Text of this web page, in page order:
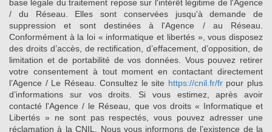
base légale du traitement repose sur l'intérêt légitime de l'Agence
/ du Réseau. Elles sont conservées jusqu'à demande de
suppression et sont destinées à l'Agence / au Réseau.
Conformément à la loi « informatique et libertés », vous disposez
des droits d’accès, de rectification, d’effacement, d’opposition, de
limitation et de portabilité de vos données. Vous pouvez retirer
votre consentement à tout moment en contactant directement
l’Agence / Le Réseau. Consultez le site https://cnil.fr/frpour plus
d’informations sur vos droits. Si vous estimez, après avoir
contacté l'Agence / le Réseau, que vos droits « Informatique et
Libertés » ne sont pas respectés, vous pouvez adresser une
réclamation à la CNIL. Nous vous informons de l’existence de la